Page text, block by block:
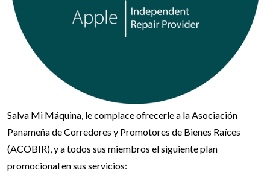
Salva Mi Máquina, le complace ofrecerle a la Asociación
Panameña de Corredores y Promotores de Bienes Raíces
(ACOBIR), y a todos sus miembros el siguiente plan
promocional en sus servicios: